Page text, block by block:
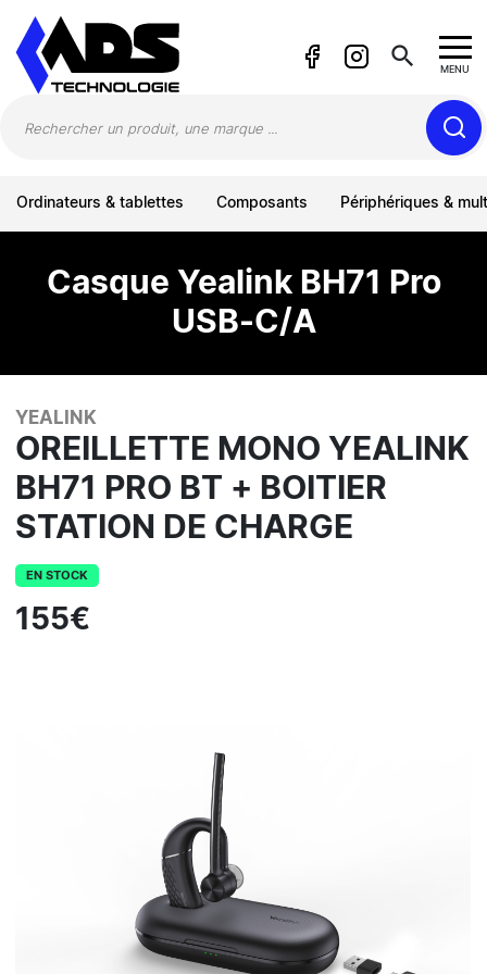
search MENU
Ordinateurs & tablettes Composants Périphériques &
Casque Yealink BH71 Pro
USB-C/A
YEALINK
OREILLETTE MONO YEALINK
BH71 PRO BT + BOITIER
STATION DE CHARGE
EN STOCK
155€